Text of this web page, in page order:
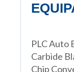
PLC Auto
Carbide
Chip